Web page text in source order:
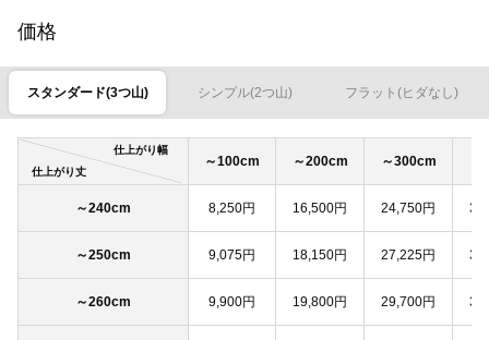
価格
スタンダード(3つ山) シンプル(2つ山) フラット(ヒダなし)
仕上がり幅
仕上がり丈
～100cm ～200cm ～300cm
～240cm 8,250円 16,500円 24,750円
～250cm 9,075円 18,150円 27,225円
～260cm 9,900円 19,800円 29,700円